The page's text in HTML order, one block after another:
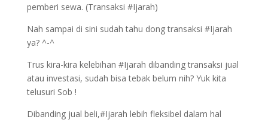
pemberi sewa. (Transaksi #Ijarah)
Nah sampai di sini sudah tahu dong transaksi #Ijarah
ya? ^-^
Trus kira-kira kelebihan #Ijarah dibanding transaksi jual
atau investasi, sudah bisa tebak belum nih? Yuk kita
telusuri Sob !
Dibanding jual beli,#Ijarah lebih fleksibel dalam hal